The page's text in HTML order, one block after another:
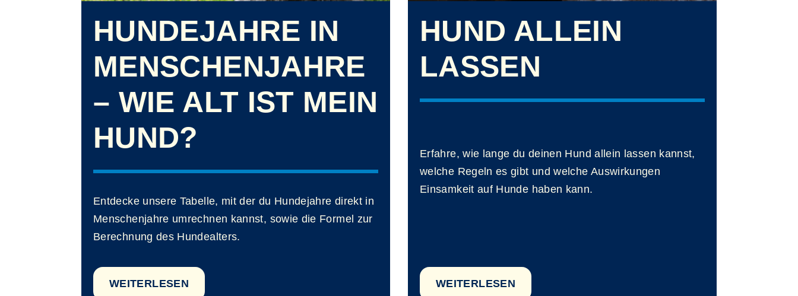
HUNDEJAHRE IN
MENSCHENJAHRE
– WIE ALT IST MEIN
HUND?
Entdecke unsere Tabelle, mit der du Hundejahre direkt in
Menschenjahre umrechnen kannst, sowie die Formel zur
Berechnung des Hundealters.
WEITERLESEN
HUND ALLEIN
LASSEN
Erfahre, wie lange du deinen Hund allein lassen kannst,
welche Regeln es gibt und welche Auswirkungen
Einsamkeit auf Hunde haben kann.
WEITERLESEN